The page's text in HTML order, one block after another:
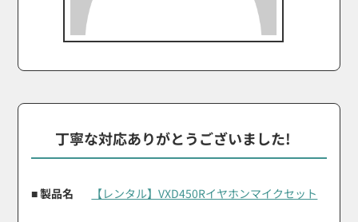
丁寧な対応ありがとうございました!
■ 製品名 【レンタル】VXD450Rイヤホンマイクセット